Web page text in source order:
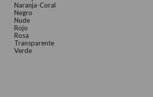
Naranja-Coral
Negro
Nude
Rojo
Rosa
Transparente
Verde